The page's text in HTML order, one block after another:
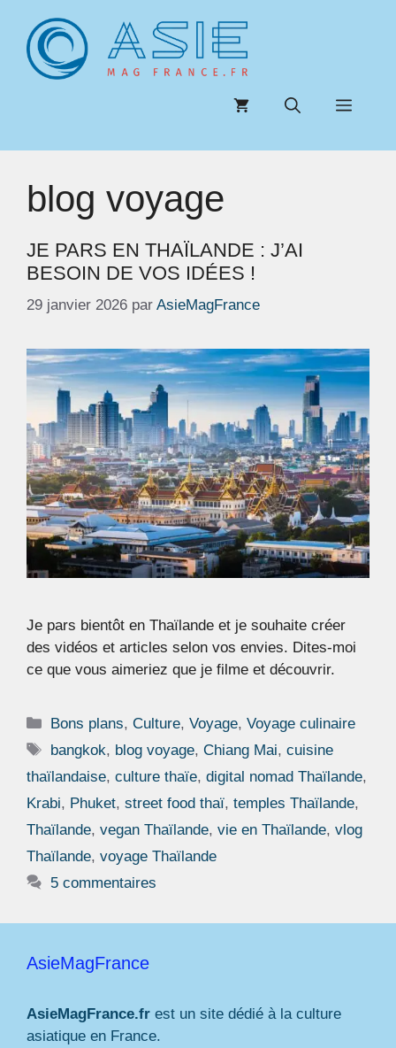
contenu
Menu
blog voyage
JE PARS EN THAÏLANDE : J’AI
BESOIN DE VOS IDÉES !
29 janvier 2026 par AsieMagFrance
Je pars bientôt en Thaïlande et je souhaite créer
des vidéos et articles selon vos envies. Dites-moi
ce que vous aimeriez que je filme et découvrir.
Catégories
Bons plans,Culture,Voyage,Voyage culinaire
Étiquettes
bangkok, blog voyage,Chiang Mai,cuisine
thaïlandaise, culture thaïe, digital nomad Thaïlande,
Krabi, Phuket, street food thaï, temples Thaïlande,
Thaïlande, vegan Thaïlande, vie en Thaïlande, vlog
Thaïlande, voyage Thaïlande
5 commentaires
AsieMagFrance
AsieMagFrance.fr est un site dédié à la culture
asiatique en France.